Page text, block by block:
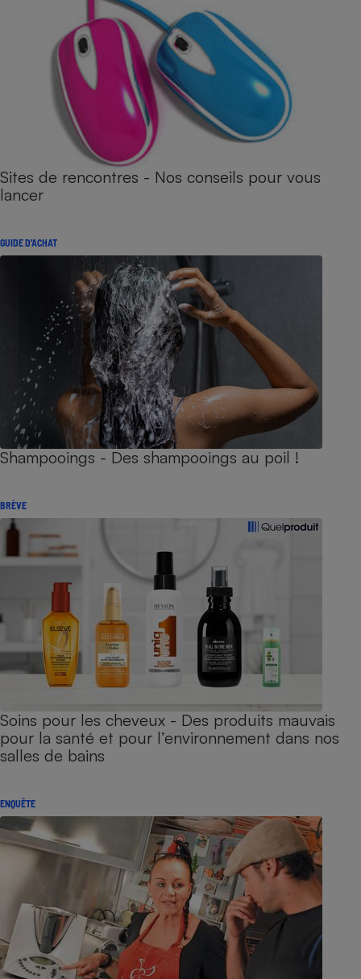
Sites de rencontres - Nos conseils pour vous
lancer
GUIDE D'ACHAT
Shampooings - Des shampooings au poil !
BRÈVE
Soins pour les cheveux - Des produits mauvais
pour la santé et pour l’environnement dans nos
salles de bains
ENQUÊTE